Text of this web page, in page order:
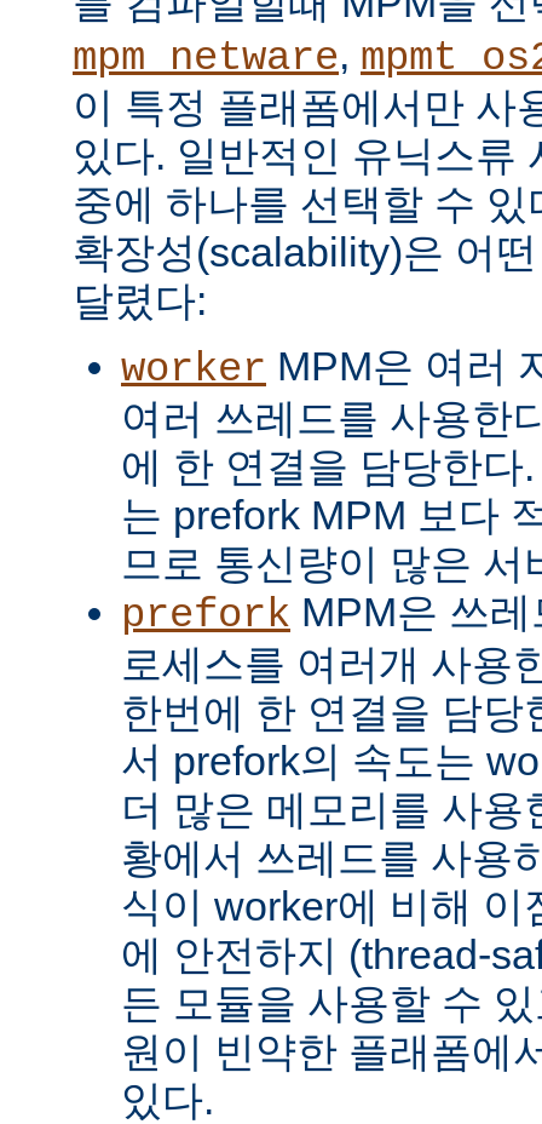
mpm_netware,
이 특정 플래폼에서만 사
있다. 일반적인 유닉스류
중에 하나를 선택할 수
확장성(scalability)은 어
달렸다:
worker MPM은 여러
여러 쓰레드를 사용한
에 한 연결을 담당한다
는 prefork MPM 보다
므로 통신량이 많은 서
prefork MPM은 쓰
로세스를 여러개 사용
한번에 한 연결을 담당
서 prefork의 속도는
더 많은 메모리를 사
황에서 쓰레드를 사용
식이 worker에 비해 이
에 안전하지 (thread-
든 모듈을 사용할 수
원이 빈약한 플래폼에
있다.